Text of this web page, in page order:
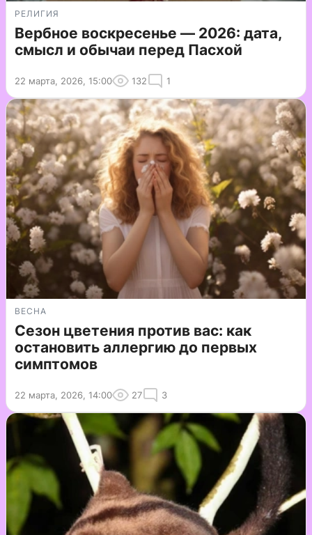
РЕЛИГИЯ
Вербное воскресенье — 2026: дата,
смысл и обычаи перед Пасхой
22 марта, 2026, 15:00 132 1
ВЕСНА
Сезон цветения против вас: как
остановить аллергию до первых
симптомов
22 марта, 2026, 14:00 27 3